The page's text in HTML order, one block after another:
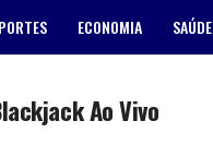
ECONOMIA SAÚDE
Ao Vivo